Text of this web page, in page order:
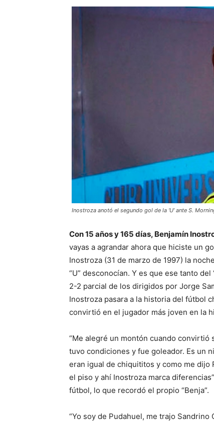
Inostroza anotó el segundo gol de la ‘U’ ante S.
Con 15 años y 165 días, Benjamín
vayas a agrandar ahora que hiciste un
Inostroza (31 de marzo de 1997) la
“U” desconocían. Y es que ese tanto
2-2 parcial de los dirigidos por Jorge
Inostroza pasara a la historia del fútbol
convirtió en el jugador más joven en la
“Me alegré un montón cuando
tuvo condiciones y fue goleador. Es un
eran igual de chiquititos y como me dijo
el piso y ahí Inostroza marca
fútbol, lo que recordó el propio “Benja”.
“Yo soy de Pudahuel, me trajo